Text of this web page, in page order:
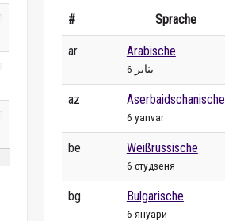
# Sprache
ar Arabische
6 يناير
az Aserbaidschanische
6 yanvar
be Weißrussische
6 студзеня
bg Bulgarische
6 януари